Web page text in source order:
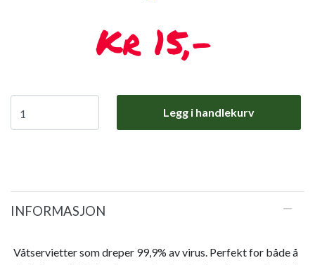
15,-
Legg i handlekurv
INFORMASJON
Våtservietter som dreper 99,9% av virus. Perfekt for både å